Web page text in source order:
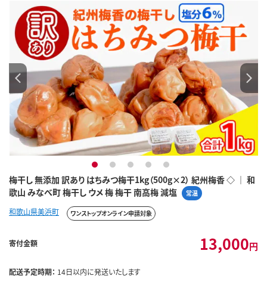
梅干し 無添加 訳あり はちみつ梅干1kg（500g×2） 紀州梅香 ◇ ｜ 和
歌山 みなべ町 梅干し ウメ 梅 梅干 南高梅 減塩
常温
1 2 3 4 5
和歌山県美浜町 ワンストップオンライン申請対象
寄付金額 13,000円
配送予定時期： 14日以内に発送いたします